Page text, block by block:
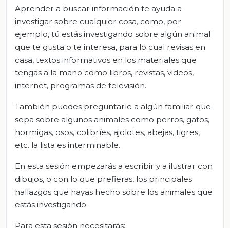
Aprender a buscar información te ayuda a
investigar sobre cualquier cosa, como, por
ejemplo, tú estás investigando sobre algún animal
que te gusta o te interesa, para lo cual revisas en
casa, textos informativos en los materiales que
tengas a la mano como libros, revistas, videos,
internet, programas de televisión.
También puedes preguntarle a algún familiar que
sepa sobre algunos animales como perros, gatos,
hormigas, osos, colibríes, ajolotes, abejas, tigres,
etc. la lista es interminable.
En esta sesión empezarás a escribir y a ilustrar con
dibujos, o con lo que prefieras, los principales
hallazgos que hayas hecho sobre los animales que
estás investigando.
Para esta sesión necesitarás: